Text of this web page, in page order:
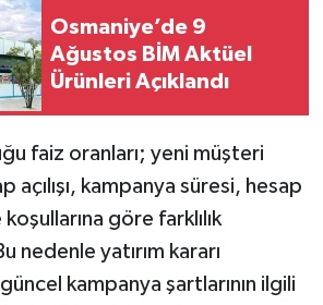
Osmaniye’de 9
Ağustos BİM Aktüel
Ürünleri Açıklandı
faiz oranları; yeni müşteri
açılışı, kampanya süresi, hesap
göre farklılık
nedenle yatırım kararı
kampanya şartlarının ilgili